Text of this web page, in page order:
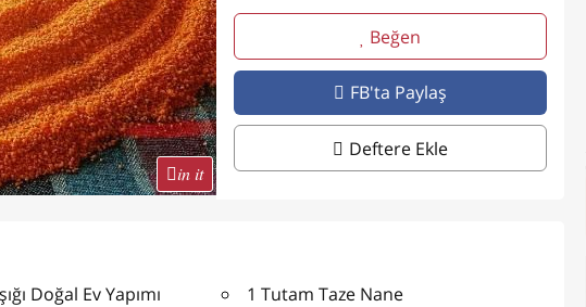
in it
Beğen
FB'ta Paylaş
Deftere Ekle
Doğal Ev Yapımı
1 Tutam Taze Nane